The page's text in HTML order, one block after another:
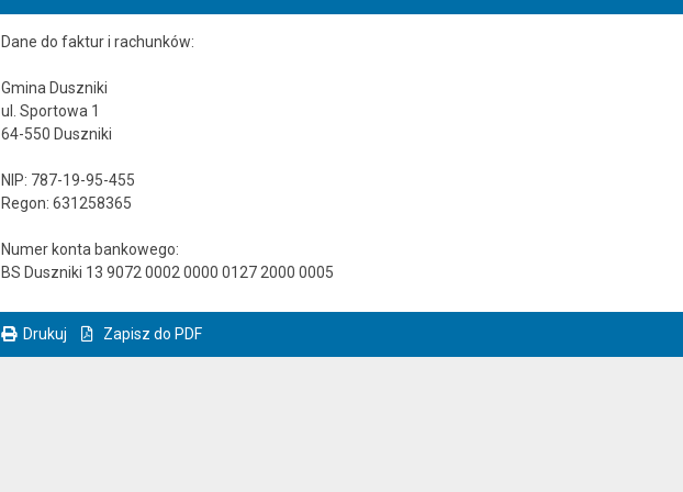
Dane do faktur i rachunków:
Gmina Duszniki
ul. Sportowa 1
64-550 Duszniki
NIP: 787-19-95-455
Regon: 631258365
Numer konta bankowego:
BS Duszniki 13 9072 0002 0000 0127 2000 0005
Drukuj Zapisz do PDF